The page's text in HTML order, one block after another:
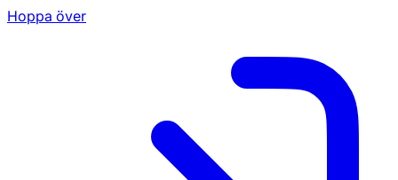
Hoppa över